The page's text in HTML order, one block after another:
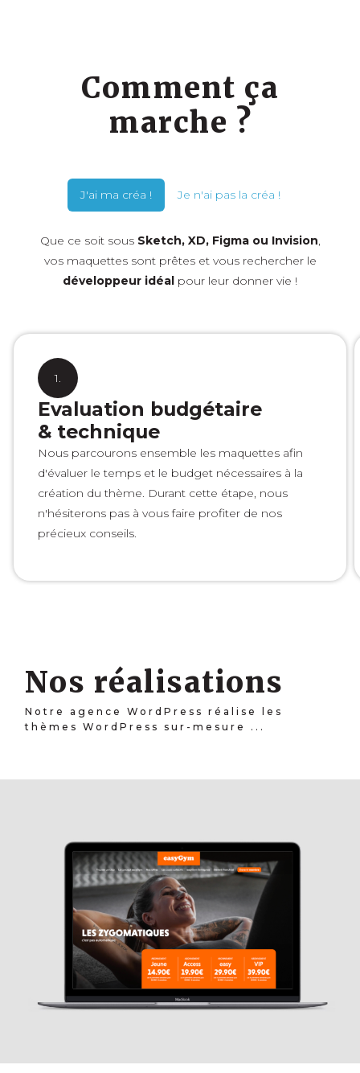
Comment ça
marche ?
J'ai ma créa ! Je n'ai pas la créa !
Que ce soit sous Sketch, XD, Figma ou Invision,
vos maquettes sont prêtes et vous rechercher le
développeur idéal pour leur donner vie !
1.
Evaluation budgétaire
& technique
Nous parcourons ensemble les maquettes afin
d'évaluer le temps et le budget nécessaires à la
création du thème. Durant cette étape, nous
n'hésiterons pas à vous faire profiter de nos
précieux conseils.
Nos réalisations
Notre agence WordPress réalise les
thèmes WordPress sur-mesure ...